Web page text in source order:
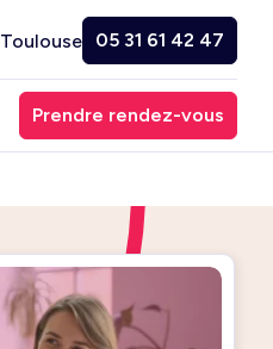
Toulouse 05 31 61 42 47
Prendre rendez-vous